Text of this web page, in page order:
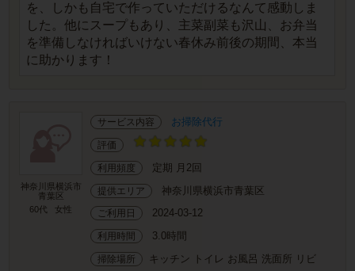
を、しかも自宅で作っていただけるなんて感動しま
した。他にスープもあり、主菜副菜も沢山、お弁当
を準備しなければいけない春休み前後の期間、本当
に助かります！
神奈川県横浜市
青葉区
60代
女性
サービス内容 お掃除代行
評価
利用頻度 定期 月2回
提供エリア 神奈川県横浜市青葉区
ご利用日 2024-03-12
利用時間 3.0時間
掃除場所
キッチン トイレ お風呂 洗面所 リビ